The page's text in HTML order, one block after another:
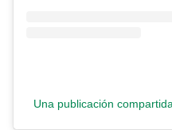
Una publicación